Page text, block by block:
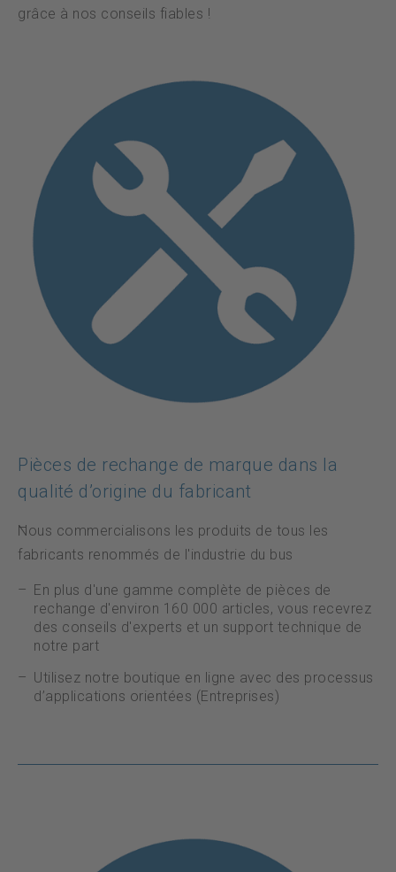
grâce à nos conseils fiables !
Pièces de rechange de marque dans la
qualité d’origine du fabricant
Nous commercialisons les produits de tous les
fabricants renommés de l'industrie du bus
En plus d'une gamme complète de pièces de
rechange d'environ 160 000 articles, vous recevrez
des conseils d'experts et un support technique de
notre part
Utilisez notre boutique en ligne avec des processus
d’applications orientées (Entreprises)